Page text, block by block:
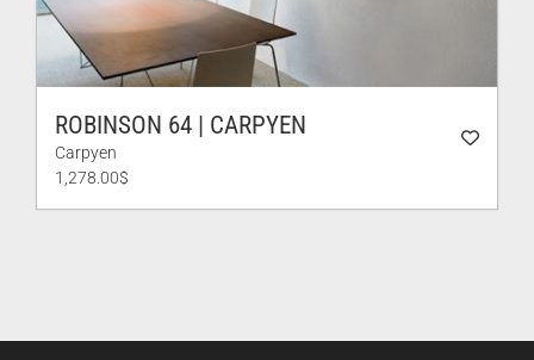
ROBINSON 64 | CARPYEN
Carpyen
1,278.00$